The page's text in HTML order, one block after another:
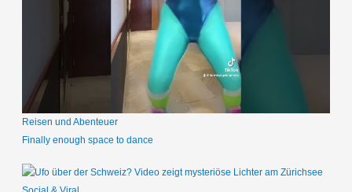
Reisen und Abenteuer
Finally enough space to dance